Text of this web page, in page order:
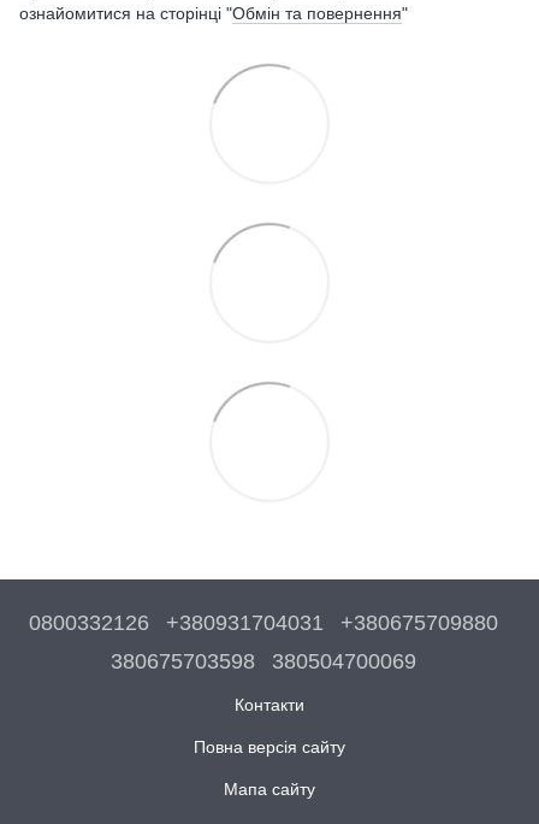
ознайомитися на сторінці "Обмін та повернення"
0800332126 +380931704031
+380675709880
380675703598
380504700069
Контакти
Повна версія сайту
Мапа сайту